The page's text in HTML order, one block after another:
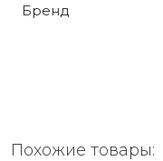
Бренд
Похожие товары: